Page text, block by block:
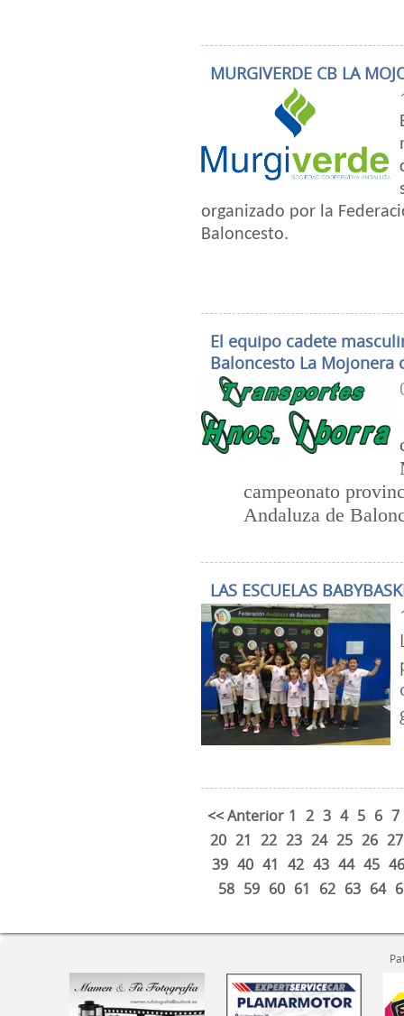
MURGIVERDE CB LA
organizado por la
Baloncesto.
El equipo cadete
Baloncesto La Mojonera
campeonato
Andaluza de
LAS ESCUELAS
<< Anterior 1 2 3 4 5 6 7
20 21 22 23 24 25 26 27
39 40 41 42 43 44 45 46
58 59 60 61 62 63 64